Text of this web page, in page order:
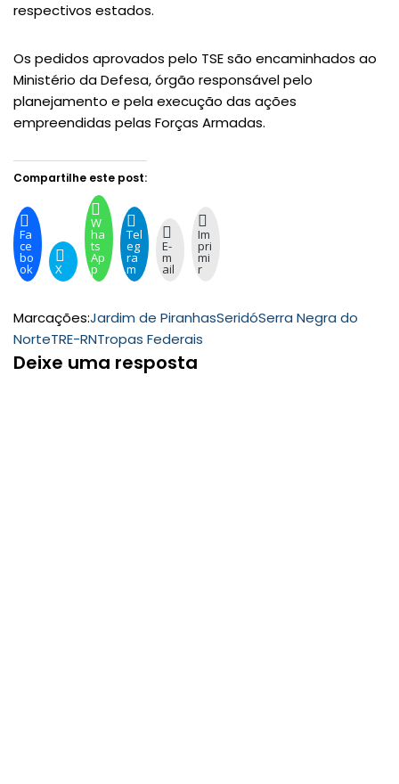
respectivos estados.
Os pedidos aprovados pelo TSE são encaminhados ao
Ministério da Defesa, órgão responsável pelo
planejamento e pela execução das ações
empreendidas pelas Forças Armadas.
Compartilhe este post:
Fa
ce
bo
ok X
W
ha
ts
Ap
p
Tel
eg
ra
m
E-
m
ail
Im
pri
mi
r
Marcações:Jardim de PiranhasSeridóSerra Negra do
NorteTRE-RNTropas Federais
Deixe uma resposta